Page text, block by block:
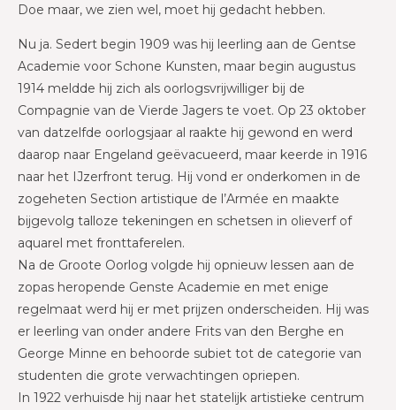
Doe maar, we zien wel, moet hij gedacht hebben.
Nu ja. Sedert begin 1909 was hij leerling aan de Gentse
Academie voor Schone Kunsten, maar begin augustus
1914 meldde hij zich als oorlogsvrijwilliger bij de
Compagnie van de Vierde Jagers te voet. Op 23 oktober
van datzelfde oorlogsjaar al raakte hij gewond en werd
daarop naar Engeland geëvacueerd, maar keerde in 1916
naar het IJzerfront terug. Hij vond er onderkomen in de
zogeheten Section artistique de l’Armée en maakte
bijgevolg talloze tekeningen en schetsen in olieverf of
aquarel met fronttaferelen.
Na de Groote Oorlog volgde hij opnieuw lessen aan de
zopas heropende Genste Academie en met enige
regelmaat werd hij er met prijzen onderscheiden. Hij was
er leerling van onder andere Frits van den Berghe en
George Minne en behoorde subiet tot de categorie van
studenten die grote verwachtingen opriepen.
In 1922 verhuisde hij naar het statelijk artistieke centrum